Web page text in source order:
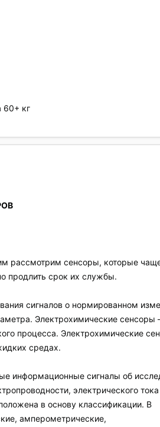
60+ кг
рассмотрим сенсоры, которые
продлить срок их службы.
сигналов о нормированном
Электрохимические сенсоры
процесса. Электрохимические
средах.
информационные сигналы об
электрического
в основу классификации. В
амперометрические,